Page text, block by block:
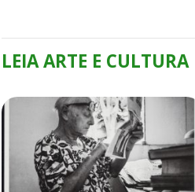
LEIA ARTE E CULTURA